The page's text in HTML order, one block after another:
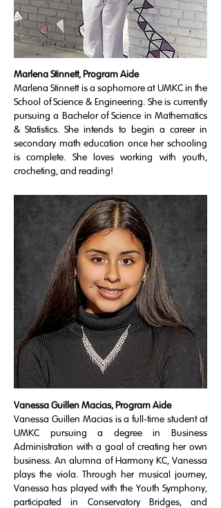
Marlena Stinnett, Program Aide
Marlena Stinnett is a sophomore at UMKC in the
School of Science & Engineering. She is currently
pursuing a Bachelor of Science in Mathematics
& Statistics. She intends to begin a career in
secondary math education once her schooling
is complete. She loves working with youth,
crocheting, and reading!
Vanessa Guillen Macias, Program Aide
Vanessa Guillen Macias is a full-time student at
UMKC pursuing a degree in Business
Administration with a goal of creating her own
business. An alumna of Harmony KC, Vanessa
plays the viola. Through her musical journey,
Vanessa has played with the Youth Symphony,
participated in Conservatory Bridges, and